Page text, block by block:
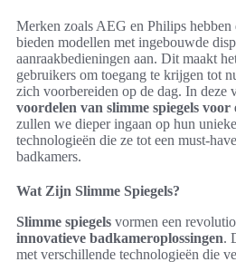
Merken zoals AEG en Philips hebben
bieden modellen met ingebouwde
aanraakbedieningen aan. Dit maakt
gebruikers om toegang te krijgen tot
zich voorbereiden op de dag. In deze
voordelen van slimme spiegels
zullen we dieper ingaan op hun
technologieën die ze tot een must-
badkamers.
Wat Zijn Slimme Spiegels?
Slimme spiegels vormen een
innovatieve badkameroplossingen.
met verschillende technologieën die